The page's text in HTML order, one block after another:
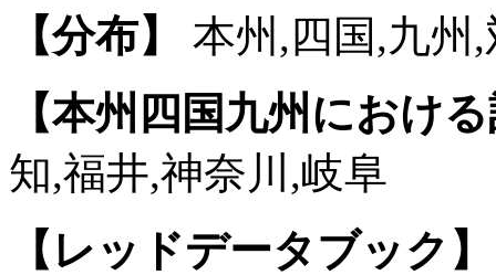
【分布】
本州,四国,九州
【本州四国九州におけ
知,福井,神奈川,岐阜
【レッドデータブック】